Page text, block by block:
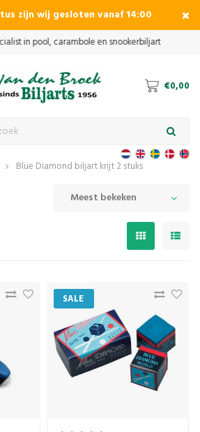
zijn wij gesloten vanaf 14:00
€0,00
Blue Diamond biljart krijt 2 stuks
Meest bekeken
SALE